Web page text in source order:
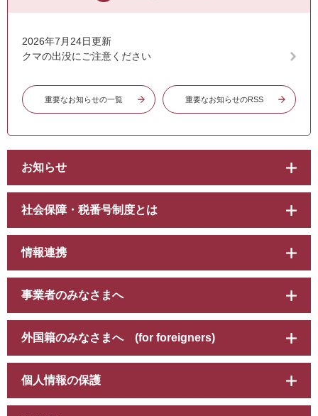
2026年7月24日更新
クマの出没にご注意ください
重要なお知らせの一覧 重要なお知らせのRSS
お知らせ
社会保障・税番号制度とは
情報連携
事業者のみなさまへ
外国籍のみなさまへ (for foreigners)
個人情報の保護